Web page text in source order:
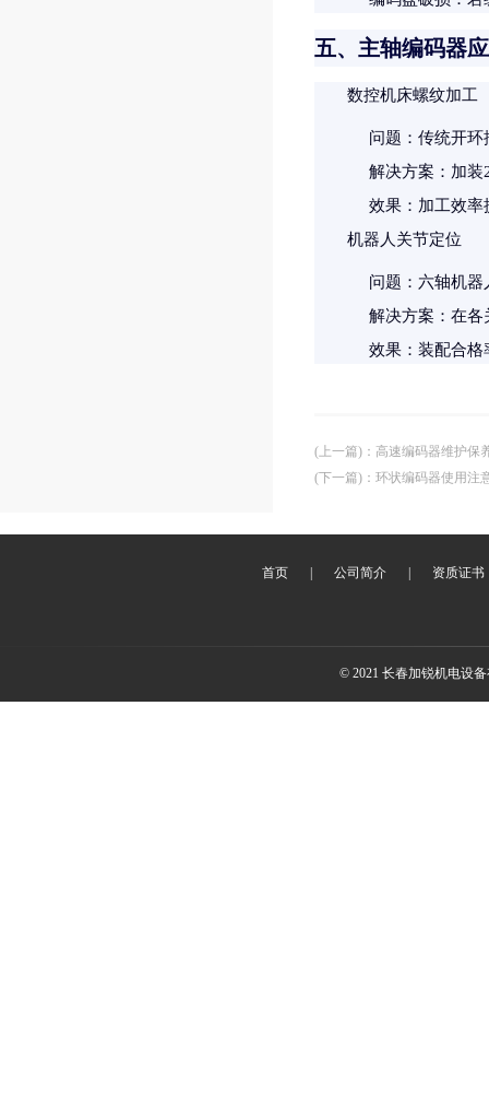
五、主轴编码器
数控机床螺纹加工
问题 ：传统开
解决方案 ：加
效果 ：加工效
机器人关节定位
问题 ：六轴机
解决方案 ：在
效果 ：装配合
(上一篇) ： 高速编码器维护保
(下一篇) ： 环状编码器使用注
首页 公司简介 资质证书
© 2021 长春加锐机电设